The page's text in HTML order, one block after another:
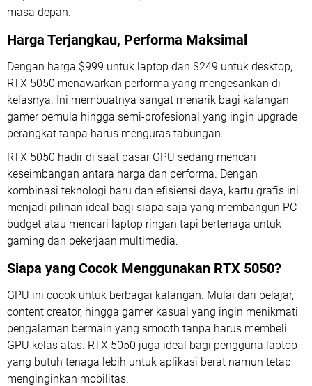
masa depan.
Harga Terjangkau, Performa Maksimal
Dengan harga $999 untuk laptop dan $249 untuk desktop,
RTX 5050 menawarkan performa yang mengesankan di
kelasnya. Ini membuatnya sangat menarik bagi kalangan
gamer pemula hingga semi-profesional yang ingin upgrade
perangkat tanpa harus menguras tabungan.
RTX 5050 hadir di saat pasar GPU sedang mencari
keseimbangan antara harga dan performa. Dengan
kombinasi teknologi baru dan efisiensi daya, kartu grafis ini
menjadi pilihan ideal bagi siapa saja yang membangun PC
budget atau mencari laptop ringan tapi bertenaga untuk
gaming dan pekerjaan multimedia.
Siapa yang Cocok Menggunakan RTX 5050?
GPU ini cocok untuk berbagai kalangan. Mulai dari pelajar,
content creator, hingga gamer kasual yang ingin menikmati
pengalaman bermain yang smooth tanpa harus membeli
GPU kelas atas. RTX 5050 juga ideal bagi pengguna laptop
yang butuh tenaga lebih untuk aplikasi berat namun tetap
menginginkan mobilitas.